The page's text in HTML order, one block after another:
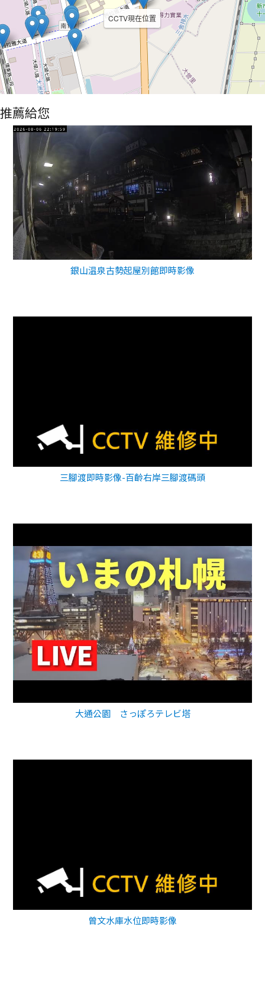
CCTV現在位置
推薦給您
銀山温泉古勢起屋別館即時影像
三腳渡即時影像-百齡右岸三腳渡碼頭
大通公園 さっぽろテレビ塔
曾文水庫水位即時影像